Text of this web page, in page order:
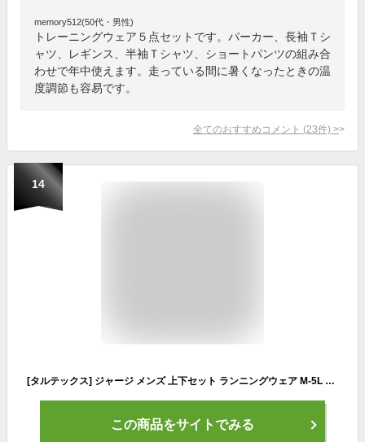
memory512(50代・男性)
トレーニングウェア５点セットです。パーカー、長袖Ｔシ
ャツ、レギンス、半袖Ｔシャツ、ショートパンツの組み合
わせで年中使えます。走っている間に暑くなったときの温
度調節も容易です。
全てのおすすめコメント (23件) >
14
[タルテックス] ジャージ メンズ 上下セット ランニングウェア M-5L 別注 吸汗速乾 チャコール LL
この商品をサイトでみる